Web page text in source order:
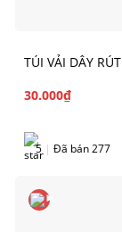
TÚI VẢI DÂY
30.000₫
5 | Đã bán 277